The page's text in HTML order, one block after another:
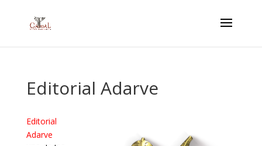
Editorial Adarve
Editorial
Adarve